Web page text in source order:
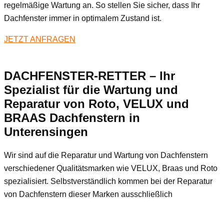
regelmäßige Wartung an. So stellen Sie sicher, dass Ihr
Dachfenster immer in optimalem Zustand ist.
JETZT ANFRAGEN
DACHFENSTER-RETTER – Ihr
Spezialist für die Wartung und
Reparatur von Roto, VELUX und
BRAAS Dachfenstern in
Unterensingen
Wir sind auf die Reparatur und Wartung von Dachfenstern
verschiedener Qualitätsmarken wie VELUX, Braas und Roto
spezialisiert. Selbstverständlich kommen bei der Reparatur
von Dachfenstern dieser Marken ausschließlich